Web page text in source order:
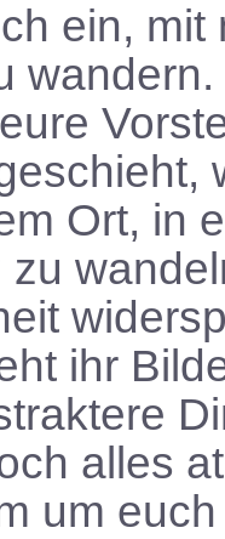
ein,
Ort, in
zu
ihr
alles
um